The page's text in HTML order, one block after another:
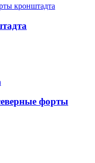
форты